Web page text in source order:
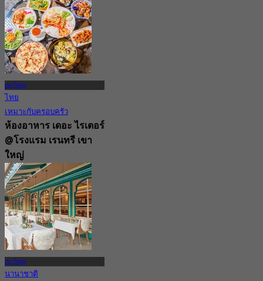
จาก฿ 1,950
เขาใหญ่
ไทย
เหมาะกับครอบครัว
ห้องอาหาร เดอะ ไรเตอร์
@โรงแรม เรนทรี เขา
ใหญ่
New
จาก฿ 300
เขาใหญ่
นานาชาติ